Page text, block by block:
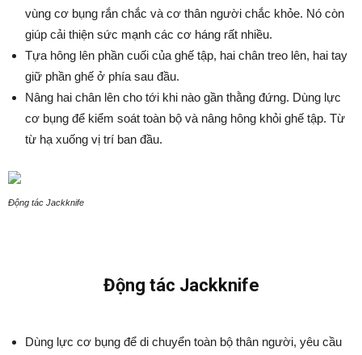
vùng cơ bụng rắn chắc và cơ thân người chắc khỏe. Nó còn
giúp cải thiện sức mạnh các cơ háng rất nhiều.
Tựa hông lên phần cuối của ghế tập, hai chân treo lên, hai tay
giữ phần ghế ở phía sau đầu.
Nâng hai chân lên cho tới khi nào gần thằng đứng. Dùng lực
cơ bụng để kiểm soát toàn bộ và nâng hông khỏi ghế tập. Từ
từ hạ xuống vị trí ban đầu.
Động tác Jackknife
Động tác Jackknife
Dùng lực cơ bụng để di chuyển toàn bộ thân người, yêu cầu